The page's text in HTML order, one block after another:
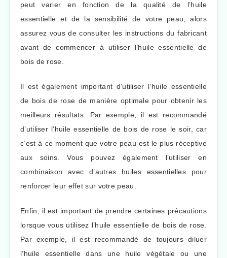
peut varier en fonction de la qualité de l’huile
essentielle et de la sensibilité de votre peau, alors
assurez vous de consulter les instructions du fabricant
avant de commencer à utiliser l’huile essentielle de
bois de rose.
Il est également important d’utiliser l’huile essentielle
de bois de rose de manière optimale pour obtenir les
meilleurs résultats. Par exemple, il est recommandé
d’utiliser l’huile essentielle de bois de rose le soir, car
c’est à ce moment que votre peau est le plus réceptive
aux soins. Vous pouvez également l’utiliser en
combinaison avec d’autres huiles essentielles pour
renforcer leur effet sur votre peau.
Enfin, il est important de prendre certaines précautions
lorsque vous utilisez l’huile essentielle de bois de rose.
Par exemple, il est recommandé de toujours diluer
l’huile essentielle dans une huile végétale ou une